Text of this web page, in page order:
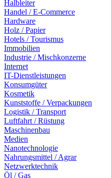
Halbleiter
Handel / E-Commerce
Hardware
Holz / Papier
Hotels / Tourismus
Immobilien
Industrie / Mischkonzerne
Internet
IT-Dienstleistungen
Konsumgüter
Kosmetik
Kunststoffe / Verpackungen
Logistik / Transport
Luftfahrt / Rüstung
Maschinenbau
Medien
Nanotechnologie
Nahrungsmittel / Agrar
Netzwerktechnik
Öl / Gas